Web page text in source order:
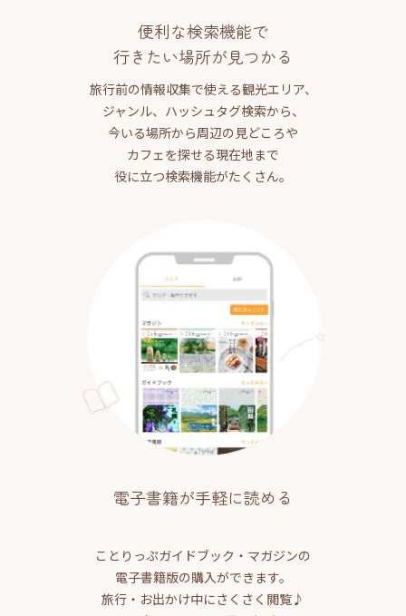
便利な検索機能で
行きたい場所が見つかる
旅行前の情報収集で使える観光エリア、
ジャンル、ハッシュタグ検索から、
今いる場所から周辺の見どころや
カフェを探せる現在地まで
役に立つ検索機能がたくさん。
電子書籍が手軽に読める
ことりっぷガイドブック・マガジンの
電子書籍版の購入ができます。
旅行・お出かけ中にさくさく閲覧♪